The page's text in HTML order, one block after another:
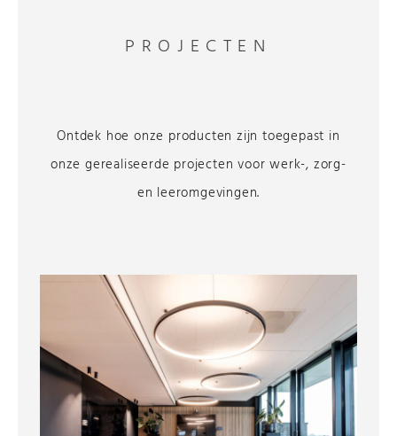
PROJECTEN
Ontdek hoe onze producten zijn toegepast in
onze gerealiseerde projecten voor werk-, zorg-
en leeromgevingen.